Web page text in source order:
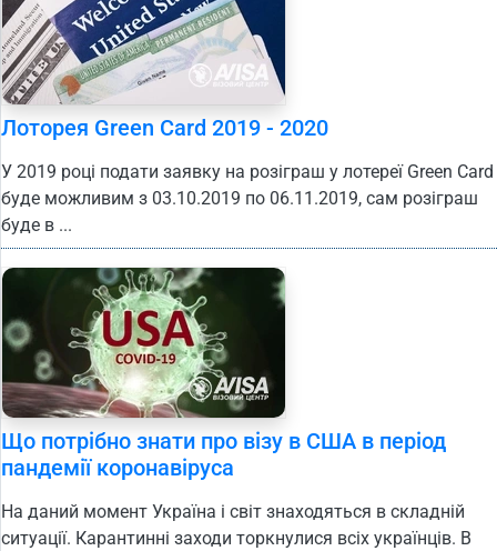
Лоторея Green Card 2019 - 2020
У 2019 році подати заявку на розіграш у лотереї Green Card
буде можливим з 03.10.2019 по 06.11.2019, сам розіграш
буде в ...
Що потрібно знати про візу в США в період
пандемії коронавіруса
На даний момент Україна і світ знаходяться в складній
ситуації. Карантинні заходи торкнулися всіх українців. В